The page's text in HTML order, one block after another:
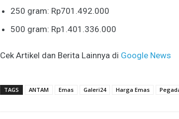
250 gram: Rp701.492.000
500 gram: Rp1.401.336.000
Cek Artikel dan Berita Lainnya di Google News
TAGS ANTAM Emas Galeri24 Harga Emas